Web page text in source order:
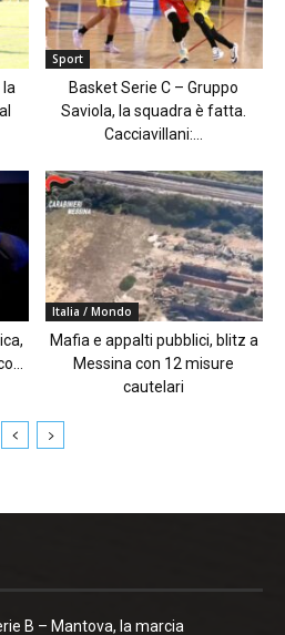
la
Sport
Basket Serie C – Gruppo
Saviola, la squadra è fatta.
Cacciavillani:...
Italia / Mondo
Mafia e appalti pubblici, blitz a
Messina con 12 misure
cautelari
B – Mantova, la marcia